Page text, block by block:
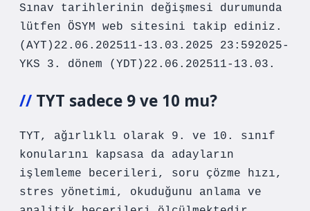
Sınav tarihlerinin değişmesi durumunda
lütfen ÖSYM web sitesini takip ediniz.
(AYT)22.06.202511-13.03.2025 23:592025-
YKS 3. dönem (YDT)22.06.202511-13.03.
TYT sadece 9 ve 10 mu?
TYT, ağırlıklı olarak 9. ve 10. sınıf
konularını kapsasa da adayların
işlemleme becerileri, soru çözme hızı,
stres yönetimi, okuduğunu anlama ve